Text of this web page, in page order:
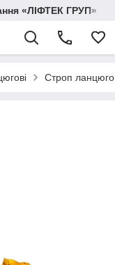
«ЛІФТЕК ГРУП»
Строп